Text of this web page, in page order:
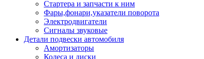
Стартера и запчасти к ним
Фары,фонари,указатели поворота
Электродвигатели
Сигналы звуковые
Детали подвески автомобиля
Амортизаторы
Колеса и диски